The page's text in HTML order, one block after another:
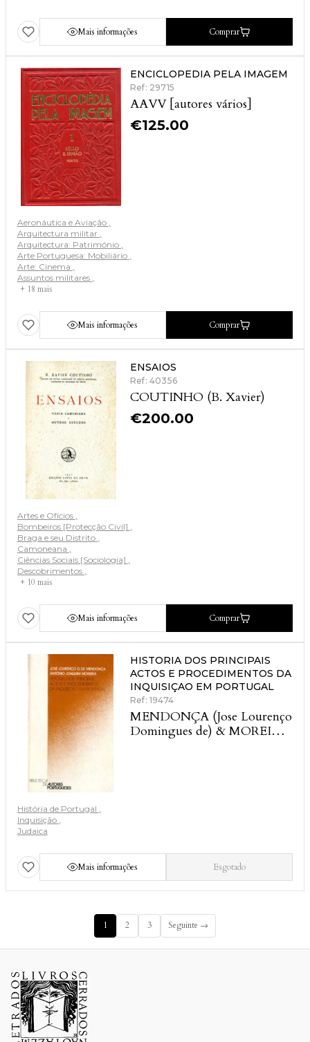
Mais informações Comprar
ENCICLOPEDIA PELA IMAGEM
Ref: 29715
AAVV [autores vários]
€125.00
Aeronáutica e Aviação
Arquitectura militar
Arquitectura: Património
Arte Portuguesa: Mobiliário
Arte: Cinema
Assuntos militares
+ 18 mais
Mais informações Comprar
ENSAIOS
Ref: 40356
COUTINHO (B. Xavier)
€200.00
Artes e Ofícios
Bombeiros [Protecção Civil]
Braga e seu Distrito
Camoneana
Ciências Sociais [Sociologia]
Descobrimentos
+ 10 mais
Mais informações Comprar
HISTORIA DOS PRINCIPAIS
ACTOS E PROCEDIMENTOS DA
INQUISIÇAO EM PORTUGAL
Ref: 19474
MENDONÇA (Jose Lourenço
Domingues de) & MOREIRA
História de Portugal
Inquisição
Judaica
Mais informações Esgotado
1 2 3 Seguinte →